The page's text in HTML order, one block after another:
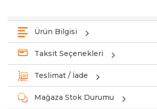
Ürün Bilgisi
Taksit Seçenekleri
Teslimat / İade
Mağaza Stok Durumu